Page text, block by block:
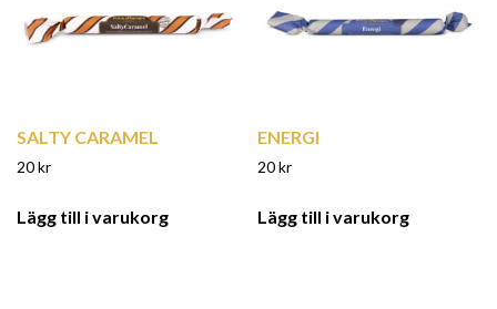
SALTY CARAMEL
20kr
Lägg till i varukorg
ENERGI
20kr
Lägg till i varukorg